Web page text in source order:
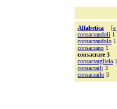
Alfabetica [«
consacrandoli 1
consacrandolo 1
consacrano 1
consacrare 3
consacrargliela 1
consacrarli 3
consacrarlo 3